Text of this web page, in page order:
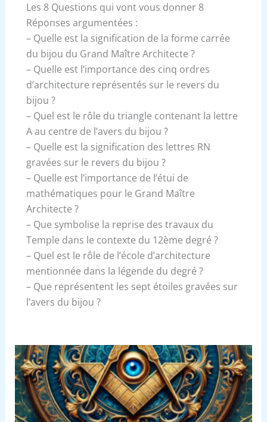
Les 8 Questions qui vont vous donner 8
Réponses argumentées :
– Quelle est la signification de la forme carrée
du bijou du Grand Maître Architecte ?
– Quelle est l’importance des cinq ordres
d’architecture représentés sur le revers du
bijou ?
– Quel est le rôle du triangle contenant la lettre
A au centre de l’avers du bijou ?
– Quelle est la signification des lettres RN
gravées sur le revers du bijou ?
– Quelle est l’importance de l’étui de
mathématiques pour le Grand Maître
Architecte ?
– Que symbolise la reprise des travaux du
Temple dans le contexte du 12ème degré ?
– Quel est le rôle de l’école d’architecture
mentionnée dans la légende du degré ?
– Que représentent les sept étoiles gravées sur
l’avers du bijou ?